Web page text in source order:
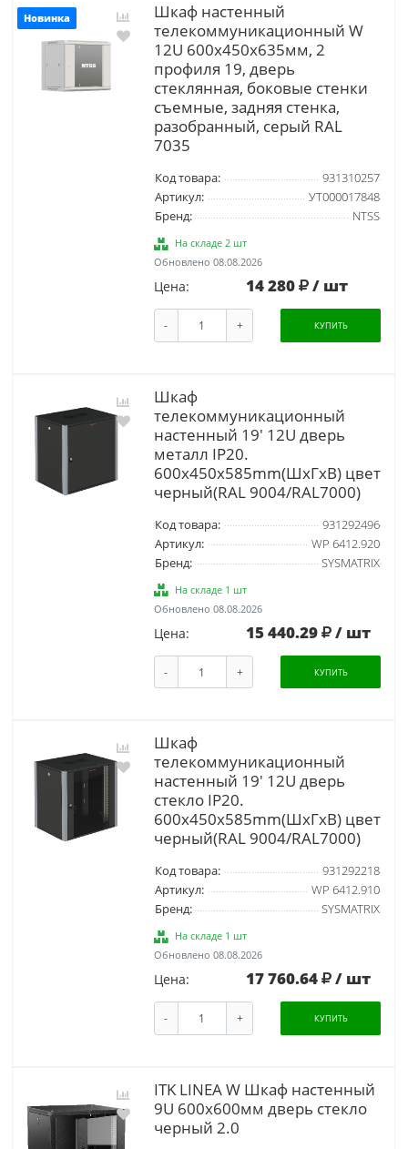
Новинка
Шкаф настенный
телекоммуникационный W
12U 600х450х635мм, 2
профиля 19, дверь
стеклянная, боковые стенки
съемные, задняя стенка,
разобранный, серый RAL
7035
Код товара:
931310257
Артикул:
УТ000017848
Бренд:
NTSS
На складе 2 шт
Обновлено 08.08.2026
Цена: 14 280 / шт
- + КУПИТЬ
Шкаф
телекоммуникационный
настенный 19' 12U дверь
металл IP20.
600x450x585mm(ШхГхВ) цвет
черный(RAL 9004/RAL7000)
Код товара:
931292496
Артикул:
WP 6412.920
Бренд:
SYSMATRIX
На складе 1 шт
Обновлено 08.08.2026
Цена: 15 440.29 / шт
- + КУПИТЬ
Шкаф
телекоммуникационный
настенный 19' 12U дверь
стекло IP20.
600x450x585mm(ШхГхВ) цвет
черный(RAL 9004/RAL7000)
Код товара:
931292218
Артикул:
WP 6412.910
Бренд:
SYSMATRIX
На складе 1 шт
Обновлено 08.08.2026
Цена: 17 760.64 / шт
- + КУПИТЬ
ITK LINEA W Шкаф настенный
9U 600х600мм дверь стекло
черный 2.0